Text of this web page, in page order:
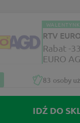
RTV
Rabat -
EURO
83 osoby
IDŹ DO